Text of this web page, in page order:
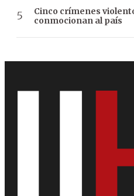
Cinco crímenes
conmocionan al país